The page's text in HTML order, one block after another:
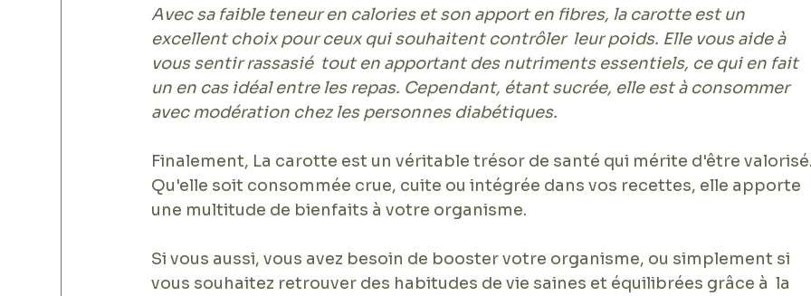
Avec sa faible teneur en calories et son apport en fibres, la carotte est un
excellent choix pour ceux qui souhaitent contrôler  leur poids. Elle vous aide à
vous sentir rassasié  tout en apportant des nutriments essentiels, ce qui en fait
un en cas idéal entre les repas. Cependant, étant sucrée, elle est à consommer
avec modération chez les personnes diabétiques.
Finalement, La carotte est un véritable trésor de santé qui mérite d'être
Qu'elle soit consommée crue, cuite ou intégrée dans vos recettes, elle apporte
une multitude de bienfaits à votre organisme.
Si vous aussi, vous avez besoin de booster votre organisme, ou simplement si
vous souhaitez retrouver des habitudes de vie saines et équilibrées grâce à  la